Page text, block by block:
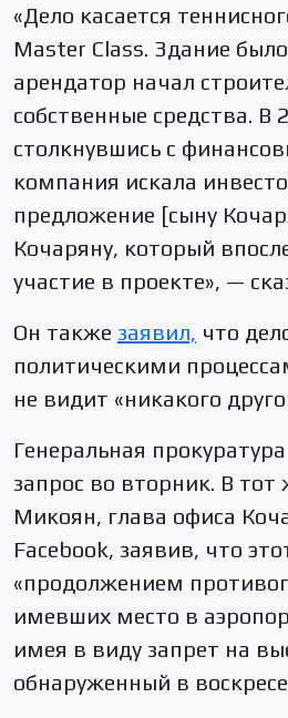
«Дело касается
Master Class. Здание
арендатор начал
собственные средства. В
столкнувшись с
компания искала
предложение [сыну
Кочаряну, который
участие в проекте», —
Он также заявил, что
политическими
не видит «никакого
Генеральная
запрос во вторник. В тот
Микоян, глава офиса
Facebook, заявив, что
«продолжением
имевших место в
имея в виду запрет на
обнаруженный в